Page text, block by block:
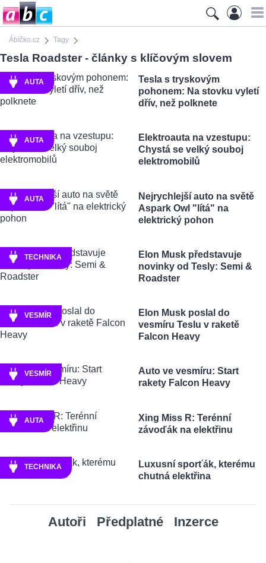
Ábíčko.cz Tagy
Tesla Roadster - články s klíčovým slovem
AUTA
Tesla s tryskovým
pohonem: Na stovku vyletí
dřív, než polknete
AUTA
Elektroauta na vzestupu:
Chystá se velký souboj
elektromobilů
AUTA
Nejrychlejší auto na světě
Aspark Owl "lítá" na
elektrický pohon
TECHNIKA
Elon Musk představuje
novinky od Tesly: Semi &
Roadster
VESMÍR
Elon Musk poslal do
vesmíru Teslu v raketě
Falcon Heavy
VESMÍR
Auto ve vesmíru: Start
rakety Falcon Heavy
AUTA
Xing Miss R: Terénní
závoďák na elektřinu
TECHNIKA
Luxusní sporťák, kterému
chutná elektřina
Autoři Předplatné Inzerce